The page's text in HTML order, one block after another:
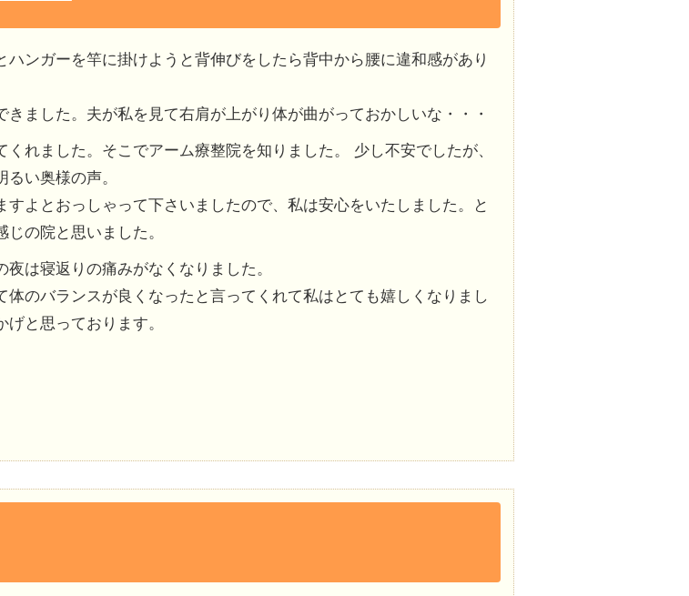
ハンガーを竿に掛けようと背伸びをしたら背中から腰に違和感があり
きました。夫が私を見て右肩が上がり体が曲がっておかしいな・・・
くれました。そこでアーム療整院を知りました。 少し不安でしたが、
い奥様の声。
すよとおっしゃって下さいましたので、私は安心をいたしました。と
の院と思いました。
は寝返りの痛みがなくなりました。
体のバランスが良くなったと言ってくれて私はとても嬉しくなりまし
と思っております。